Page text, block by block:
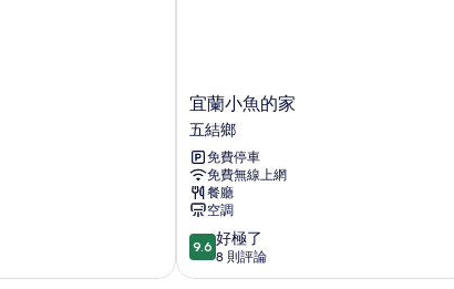
宜
蘭
小
魚
的
家
五
結
鄉
宜蘭小魚的家
五結鄉
免費停車
免費無線上網
餐廳
空調
9.6
分，
滿
9.6 好極了
8 則評論